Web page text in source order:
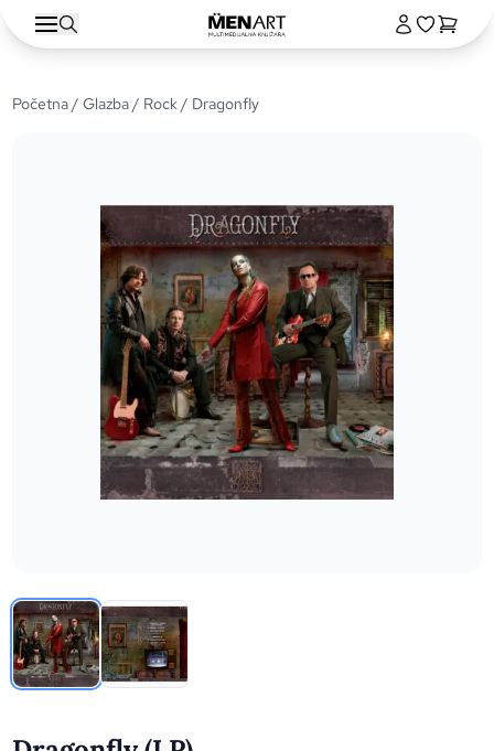
Početna/Glazba/ Rock/ Dragonfly